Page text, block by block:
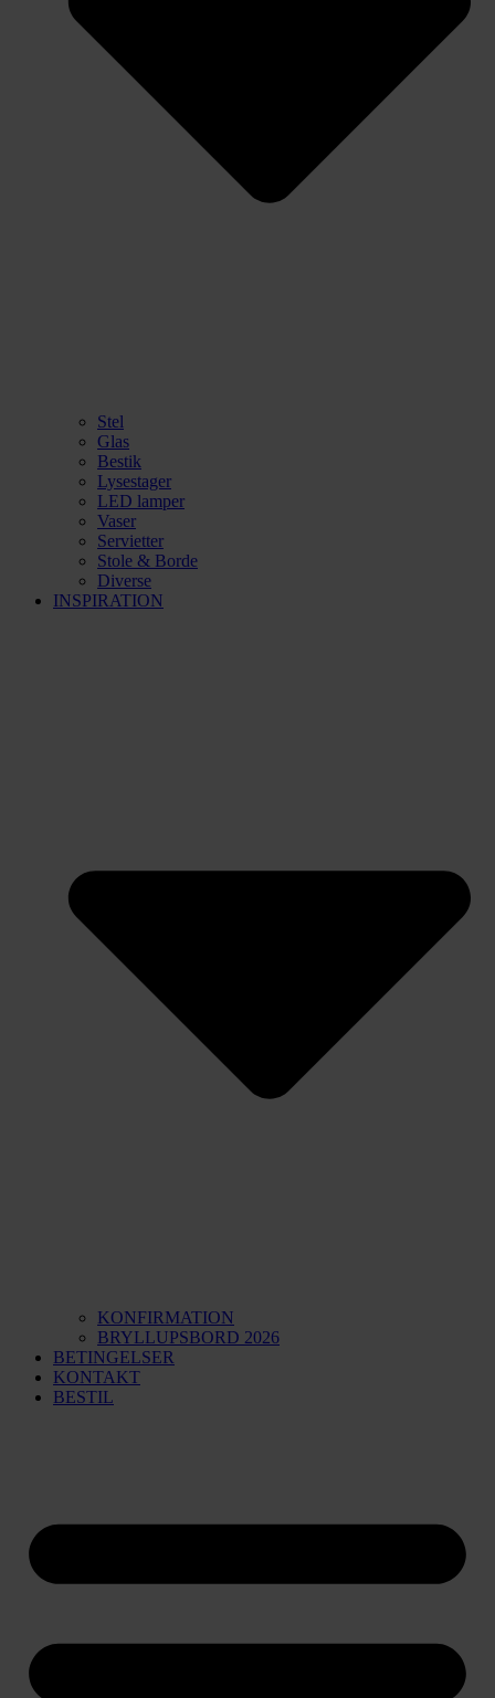
Stel
Glas
Bestik
Lysestager
LED lamper
Vaser
Servietter
Stole & Borde
Diverse
INSPIRATION
KONFIRMATION
BRYLLUPSBORD 2026
BETINGELSER
KONTAKT
BESTIL